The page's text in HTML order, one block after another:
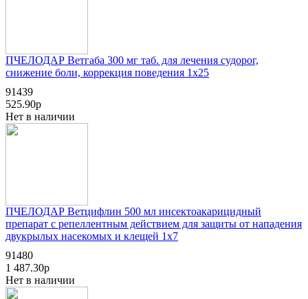
ПЧЕЛОДАР Ветгаба 300 мг таб. для лечения судорог,
снижение боли, коррекция поведения 1x25
91439
525.90р
Нет в наличии
ПЧЕЛОДАР Ветцифлин 500 мл инсектоакарицидный
препарат с репеллентным действием для защиты от нападения
двукрылых насекомых и клещей 1x7
91480
1 487.30р
Нет в наличии